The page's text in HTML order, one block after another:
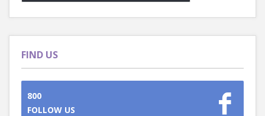
FIND US
800
FOLLOW US